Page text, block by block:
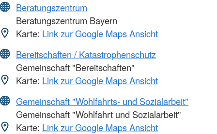
Beratungszentrum
Beratungszentrum Bayern
Karte: Link zur Google Maps Ansicht
Bereitschaften / Katastrophenschutz
Gemeinschaft "Bereitschaften"
Karte: Link zur Google Maps Ansicht
Gemeinschaft "Wohlfahrts- und Sozialarbeit"
Gemeinschaft "Wohlfahrt und Sozialarbeit"
Karte: Link zur Google Maps Ansicht